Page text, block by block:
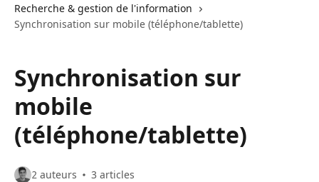
Recherche & gestion de l'information
Synchronisation sur mobile (téléphone/tablette)
Synchronisation sur
mobile
(téléphone/tablette)
2 auteurs 3 articles